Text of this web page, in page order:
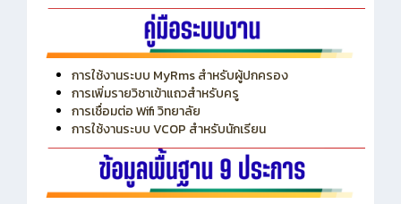
การใช้งานระบบ MyRms สำหรับผู้ปกครอง
การเพิ่มรายวิชาเข้าแถวสำหรับครู
การเชื่อมต่อ Wifi วิทยาลัย
การใช้งานระบบ VCOP สำหรับนักเรียน